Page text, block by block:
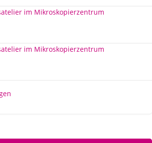
im Mikroskopierzentrum
im Mikroskopierzentrum